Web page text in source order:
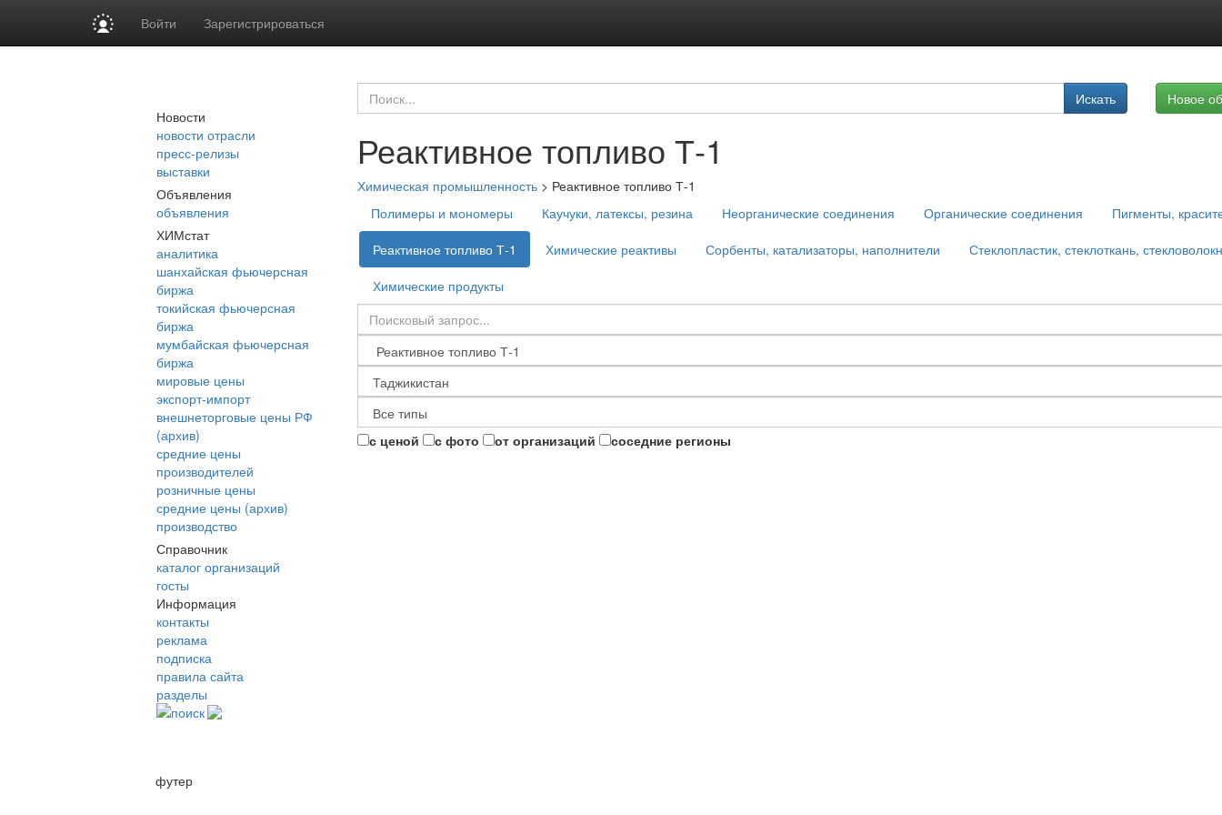
Войти Зарегистрироваться
Новости
новости отрасли
пресс-релизы
выставки
Объявления
объявления
ХИМстат
аналитика
шанхайская фьючерсная
биржа
токийская фьючерсная
биржа
мумбайская фьючерсная
биржа
мировые цены
экспорт-импорт
внешнеторговые цены РФ
(архив)
средние цены
производителей
розничные цены
средние цены (архив)
производство
Справочник
каталог организаций
госты
Информация
контакты
реклама
подписка
правила сайта
разделы
поиск
Искать Новое
Реактивное топливо Т-1
Химическая промышленность > Реактивное топливо Т-1
Полимеры и мономеры
Каучуки, латексы, резина Неорганические соединения Органические соединения
Пигменты,
Реактивное топливо Т-1
Химические реактивы Сорбенты, катализаторы, наполнители
Стеклопластик, стеклоткань,
Химические продукты
с ценой с фото от организаций соседние регионы
футер